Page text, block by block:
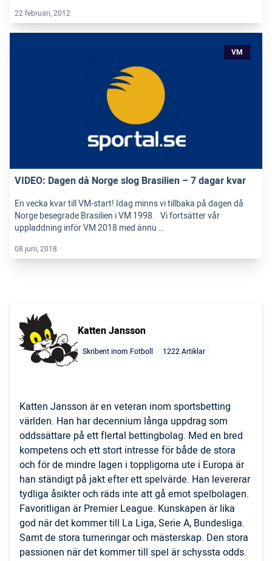
22 februari, 2012
VM
VIDEO: Dagen då Norge slog Brasilien – 7 dagar kvar
En vecka kvar till VM-start! Idag minns vi tillbaka på dagen då
Norge besegrade Brasilien i VM 1998. Vi fortsätter vår
uppladdning inför VM 2018 med ännu …
08 juni, 2018
Katten Jansson
Skribent inom Fotboll 1222 Artiklar
Katten Jansson är en veteran inom sportsbetting
världen. Han har decennium långa uppdrag som
oddssättare på ett flertal bettingbolag. Med en bred
kompetens och ett stort intresse för både de stora
och för de mindre lagen i toppligorna ute i Europa är
han ständigt på jakt efter ett spelvärde. Han levererar
tydliga åsikter och räds inte att gå emot spelbolagen.
Favoritligan är Premier League. Kunskapen är lika
god när det kommer till La Liga, Serie A, Bundesliga.
Samt de stora turneringar och mästerskap. Den stora
passionen när det kommer till spel är schyssta odds.